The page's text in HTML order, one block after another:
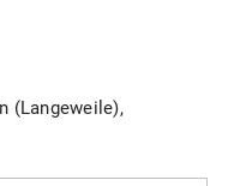
(Langeweile),